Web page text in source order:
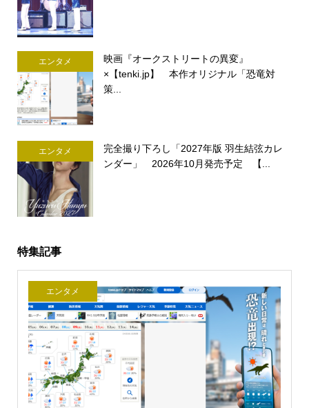
エンタメ
映画『オークストリートの異変』
×【tenki.jp】 本作オリジナル「恐竜対
策...
エンタメ
完全撮り下ろし「2027年版 羽生結弦カレ
ンダー」 2026年10月発売予定 【...
特集記事
エンタメ